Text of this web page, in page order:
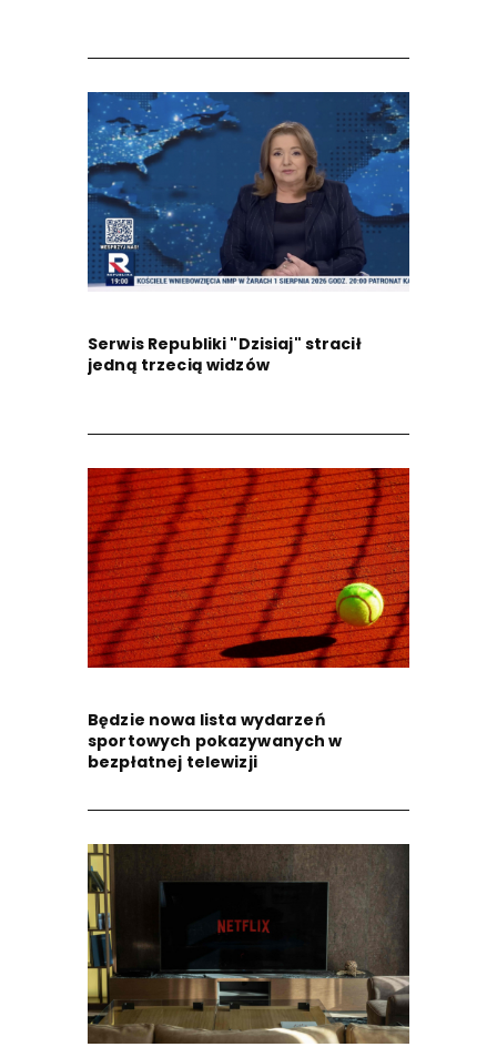
Serwis Republiki "Dzisiaj" stracił
jedną trzecią widzów
Będzie nowa lista wydarzeń
sportowych pokazywanych w
bezpłatnej telewizji